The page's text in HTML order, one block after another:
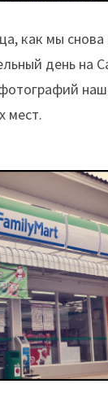
как мы снова
день на
мест.